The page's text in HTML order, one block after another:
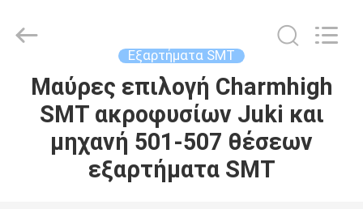
ΣΠΊΤΙ
ΠΡΟΪΌΝΤΑ
TECHNOLOGY
LIMITED.
Reserved.
Εξαρτήματα SMT
Μαύρες επιλογή Charmhigh
SMT ακροφυσίων Juki και
μηχανή 501-507 θέσεων
εξαρτήματα SMT